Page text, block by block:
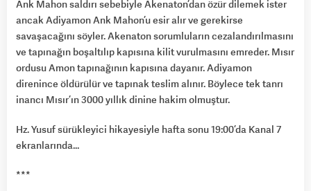
Ank Mahon saldırı sebebiyle Akenaton’dan özür dilemek ister
ancak Adiyamon Ank Mahon’u esir alır ve gerekirse
savaşacağını söyler. Akenaton sorumluların cezalandırılmasını
ve tapınağın boşaltılıp kapısına kilit vurulmasını emreder. Mısır
ordusu Amon tapınağının kapısına dayanır. Adiyamon
direnince öldürülür ve tapınak teslim alınır. Böylece tek tanrı
inancı Mısır’ın 3000 yıllık dinine hakim olmuştur.
Hz. Yusuf sürükleyici hikayesiyle hafta sonu 19:00’da Kanal 7
ekranlarında…
***